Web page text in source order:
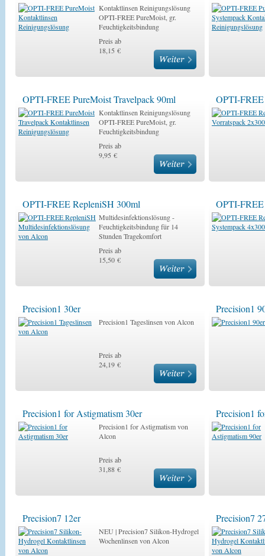
Kontaktlinsen Reinigungslösung
OPTI-FREE PureMoist, gr.
Feuchtigkeitsbindung
Preis ab
18,15 €
OPTI-FREE PureMoist Travelpack 90ml
Kontaktlinsen Reinigungslösung
OPTI-FREE PureMoist, gr.
Feuchtigkeitsbindung
Preis ab
9,95 €
OPTI-
OPTI-FREE RepleniSH 300ml
Multidesinfektionslösung -
Feuchtigkeitsbindung für 14
Stunden Tragekomfort
Preis ab
15,50 €
OPTI-
Precision1 30er
Precision1 Tageslinsen von Alcon
Preis ab
24,19 €
Precision1
Precision1 for Astigmatism 30er
Precision1 for Astigmatism von
Alcon
Preis ab
31,88 €
Precision1
Precision7 12er
NEU | Precision7 Silikon-Hydrogel
Wochenlinsen von Alcon
Precision7